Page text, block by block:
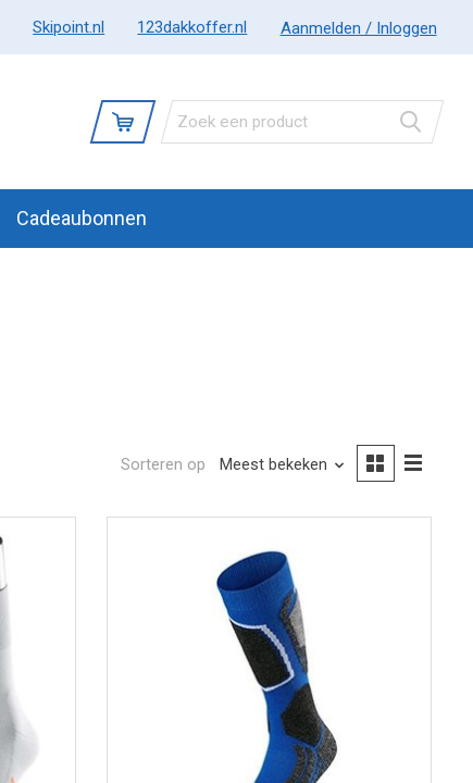
Skipoint.nl 123dakkoffer.nl Aanmelden / Inloggen
Cadeaubonnen
Sorteren op Meest bekeken